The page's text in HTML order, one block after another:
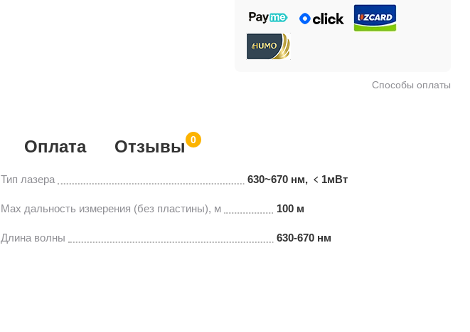
Способы оплаты
Оплата 0
Отзывы
Тип лазера 630~670 нм, ﹤1мВт
Мах дальность измерения (без пластины), м 100 м
Длина волны 630-670 нм